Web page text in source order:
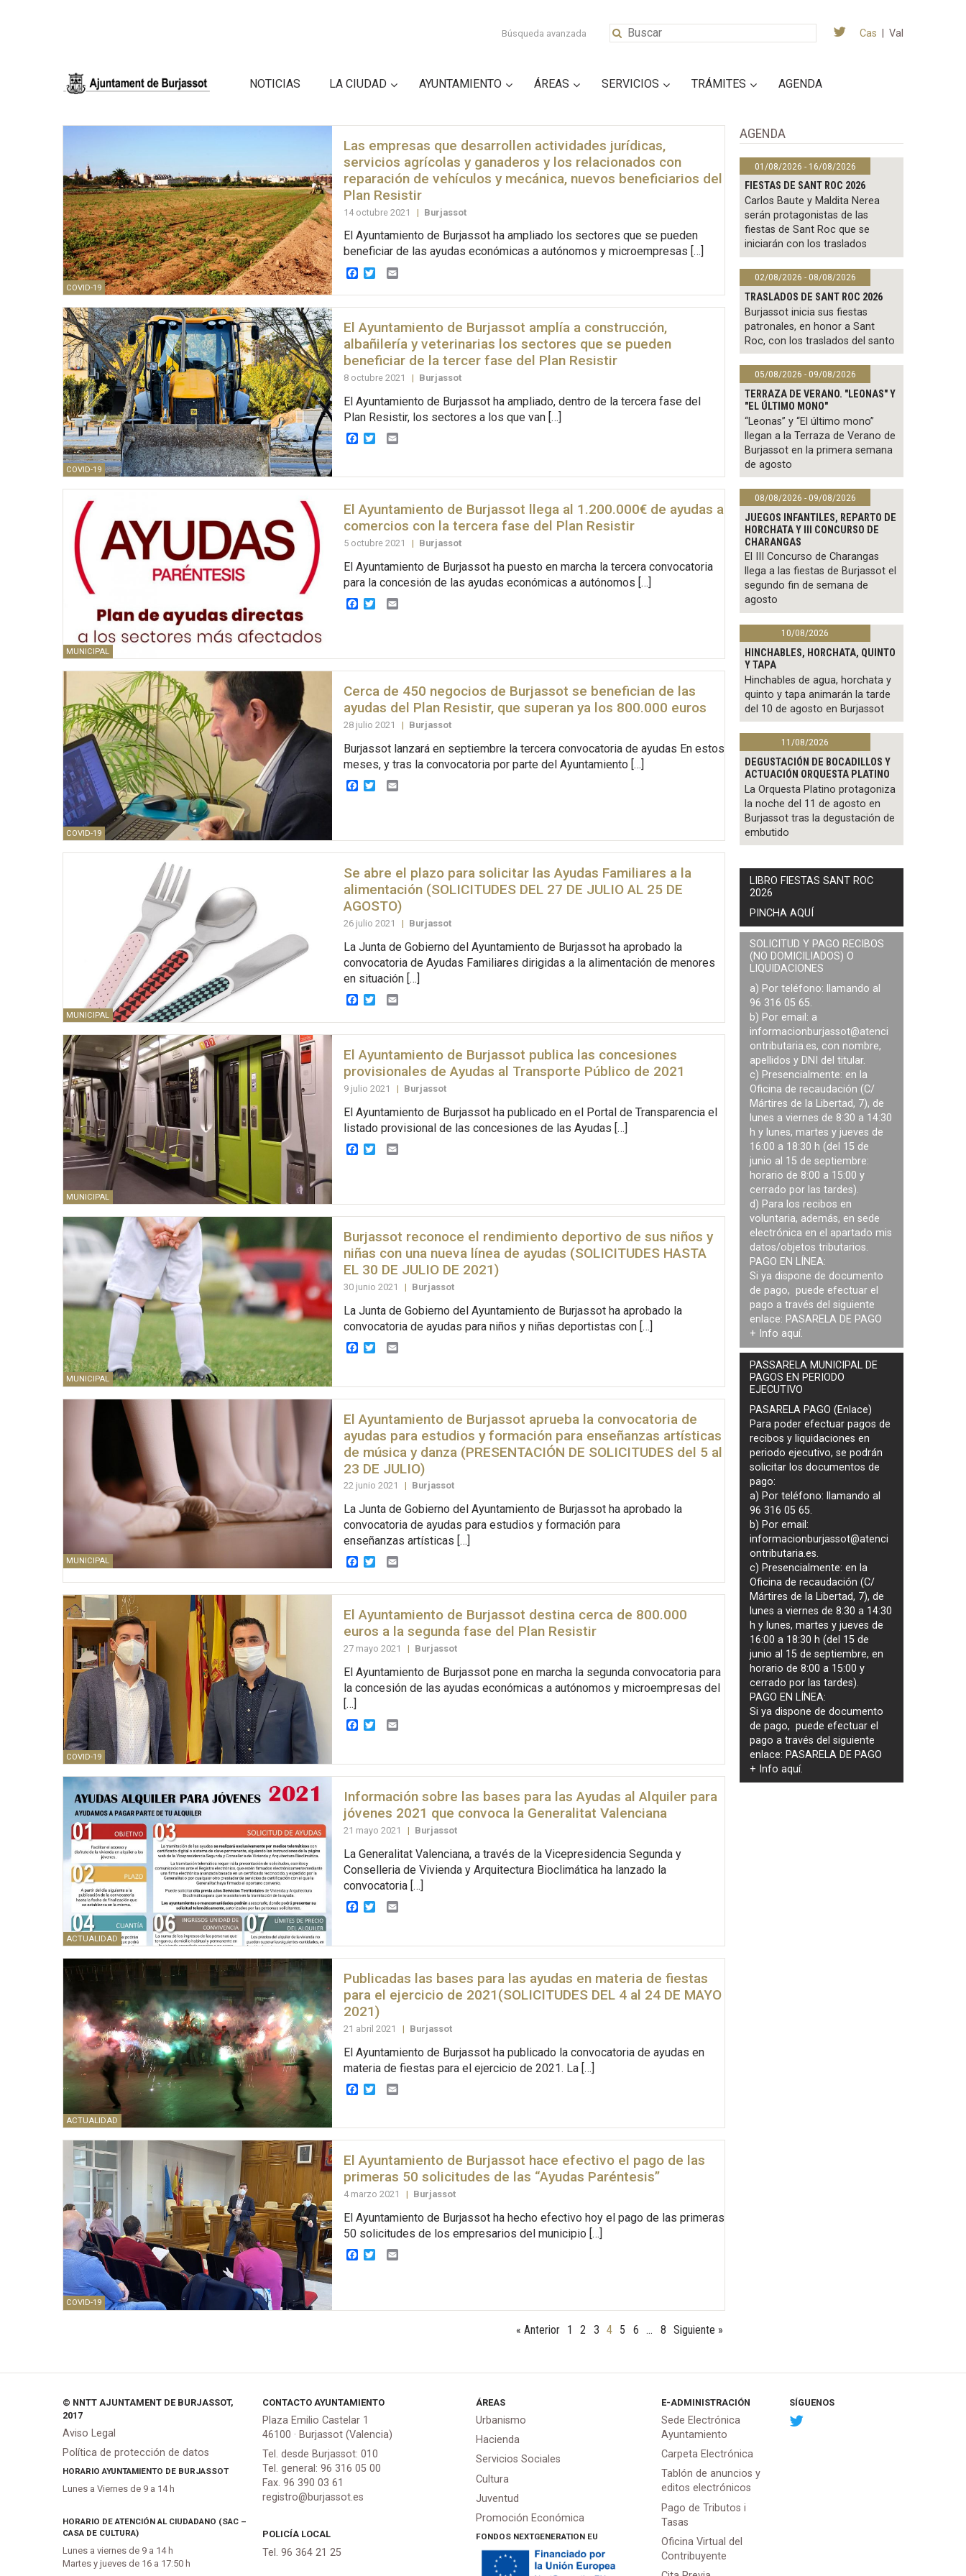
Búsqueda avanzada Cas Val
NOTICIAS LA CIUDAD AYUNTAMIENTO ÁREAS SERVICIOS TRÁMITES AGENDA
COVID-19
Las empresas que desarrollen actividades jurídicas,
servicios agrícolas y ganaderos y los relacionados con
reparación de vehículos y mecánica, nuevos beneficiarios del
Plan Resistir
14 octubre 2021 | Burjassot
El Ayuntamiento de Burjassot ha ampliado los sectores que se pueden
beneficiar de las ayudas económicas a autónomos y microempresas […]
Facebook
TwitterEmail
COVID-19
El Ayuntamiento de Burjassot amplía a construcción,
albañilería y veterinarias los sectores que se pueden
beneficiar de la tercer fase del Plan Resistir
8 octubre 2021 | Burjassot
El Ayuntamiento de Burjassot ha ampliado, dentro de la tercera fase del
Plan Resistir, los sectores a los que van […]
Facebook
TwitterEmail
MUNICIPAL
El Ayuntamiento de Burjassot llega al 1.200.000€ de ayudas a
comercios con la tercera fase del Plan Resistir
5 octubre 2021 | Burjassot
El Ayuntamiento de Burjassot ha puesto en marcha la tercera convocatoria
para la concesión de las ayudas económicas a autónomos […]
Facebook
TwitterEmail
COVID-19
Cerca de 450 negocios de Burjassot se benefician de las
ayudas del Plan Resistir, que superan ya los 800.000 euros
28 julio 2021 | Burjassot
Burjassot lanzará en septiembre la tercera convocatoria de ayudas En estos
meses, y tras la convocatoria por parte del Ayuntamiento […]
Facebook
TwitterEmail
MUNICIPAL
Se abre el plazo para solicitar las Ayudas Familiares a la
alimentación (SOLICITUDES DEL 27 DE JULIO AL 25 DE
AGOSTO)
26 julio 2021 | Burjassot
La Junta de Gobierno del Ayuntamiento de Burjassot ha aprobado la
convocatoria de Ayudas Familiares dirigidas a la alimentación de menores
en situación […]
Facebook
TwitterEmail
MUNICIPAL
El Ayuntamiento de Burjassot publica las concesiones
provisionales de Ayudas al Transporte Público de 2021
9 julio 2021 | Burjassot
El Ayuntamiento de Burjassot ha publicado en el Portal de Transparencia el
listado provisional de las concesiones de las Ayudas […]
Facebook
Twitter
MUNICIPAL
Burjassot reconoce el rendimiento deportivo de sus niños y
niñas con una nueva línea de ayudas (SOLICITUDES HASTA
EL 30 DE JULIO DE 2021)
30 junio 2021 | Burjassot
La Junta de Gobierno del Ayuntamiento de Burjassot ha aprobado la
convocatoria de ayudas para niños y niñas deportistas con […]
Facebook
Twitter
MUNICIPAL
El Ayuntamiento de Burjassot aprueba la convocatoria de
ayudas para estudios y formación para enseñanzas artísticas
de música y danza (PRESENTACIÓN DE SOLICITUDES del 5 al
23 DE JULIO)
22 junio 2021 | Burjassot
La Junta de Gobierno del Ayuntamiento de Burjassot ha aprobado la
convocatoria de ayudas para estudios y formación para
enseñanzas artísticas […]
Facebook
Twitter
COVID-19
El Ayuntamiento de Burjassot destina cerca de 800.000
euros a la segunda fase del Plan Resistir
27 mayo 2021 | Burjassot
El Ayuntamiento de Burjassot pone en marcha la segunda convocatoria para
la concesión de las ayudas económicas a autónomos y microempresas del
[…]
Facebook
TwitterEmail
ACTUALIDAD
Información sobre las bases para las Ayudas al Alquiler para
jóvenes 2021 que convoca la Generalitat Valenciana
21 mayo 2021 | Burjassot
La Generalitat Valenciana, a través de la Vicepresidencia Segunda y
Conselleria de Vivienda y Arquitectura Bioclimática ha lanzado la
convocatoria […]
Facebook
Twitter
ACTUALIDAD
Publicadas las bases para las ayudas en materia de fiestas
para el ejercicio de 2021(SOLICITUDES DEL 4 al 24 DE MAYO
2021)
21 abril 2021 | Burjassot
El Ayuntamiento de Burjassot ha publicado la convocatoria de ayudas en
materia de fiestas para el ejercicio de 2021. La […]
Facebook
Twitter
COVID-19
El Ayuntamiento de Burjassot hace efectivo el pago de las
primeras 50 solicitudes de las “Ayudas Paréntesis”
4 marzo 2021 | Burjassot
El Ayuntamiento de Burjassot ha hecho efectivo hoy el pago de las primeras
50 solicitudes de los empresarios del municipio […]
Facebook
Twitter
« Anterior 1 2 3 4 5 6 … 8 Siguiente »
AGENDA
01/08/2026 - 16/08/2026
FIESTAS DE SANT ROC 2026
Carlos Baute y Maldita Nerea
serán protagonistas de las
fiestas de Sant Roc que se
iniciarán con los traslados
02/08/2026 - 08/08/2026
TRASLADOS DE SANT ROC 2026
Burjassot inicia sus fiestas
patronales, en honor a Sant
Roc, con los traslados del santo
05/08/2026 - 09/08/2026
TERRAZA DE VERANO. "LEONAS" Y
"EL ÚLTIMO MONO"
“Leonas” y “El último mono”
llegan a la Terraza de Verano de
Burjassot en la primera semana
de agosto
08/08/2026 - 09/08/2026
JUEGOS INFANTILES, REPARTO DE
HORCHATA Y III CONCURSO DE
CHARANGAS
El III Concurso de Charangas
llega a las fiestas de Burjassot el
segundo fin de semana de
agosto
10/08/2026
HINCHABLES, HORCHATA, QUINTO
Y TAPA
Hinchables de agua, horchata y
quinto y tapa animarán la tarde
del 10 de agosto en Burjassot
11/08/2026
DEGUSTACIÓN DE BOCADILLOS Y
ACTUACIÓN ORQUESTA PLATINO
La Orquesta Platino protagoniza
la noche del 11 de agosto en
Burjassot tras la degustación de
embutido
LIBRO FIESTAS SANT ROC
2026
PINCHA AQUÍ
SOLICITUD Y PAGO RECIBOS
(NO DOMICILIADOS) O
LIQUIDACIONES
a) Por teléfono: llamando al
96 316 05 65.
b) Por email: a
informacionburjassot@atenci
ontributaria.es, con nombre,
apellidos y DNI del titular.
c) Presencialmente: en la
Oficina de recaudación (C/
Mártires de la Libertad, 7), de
lunes a viernes de 8:30 a 14:30
h y lunes, martes y jueves de
16:00 a 18:30 h (del 15 de
junio al 15 de septiembre:
horario de 8:00 a 15:00 y
cerrado por las tardes).
d) Para los recibos en
voluntaria, además, en sede
electrónica en el apartado mis
datos/objetos tributarios.
PAGO EN LÍNEA:
Si ya dispone de documento
de pago, puede efectuar el
pago a través del siguiente
enlace: PASARELA DE PAGO
+ Info aquí.
PASSARELA MUNICIPAL DE
PAGOS EN PERIODO
EJECUTIVO
PASARELA PAGO (Enlace)
Para poder efectuar pagos de
recibos y liquidaciones en
periodo ejecutivo, se podrán
solicitar los documentos de
pago:
a) Por teléfono: llamando al
96 316 05 65.
b) Por email:
informacionburjassot@atenci
ontributaria.es.
c) Presencialmente: en la
Oficina de recaudación (C/
Mártires de la Libertad, 7), de
lunes a viernes de 8:30 a 14:30
h y lunes, martes y jueves de
16:00 a 18:30 h (del 15 de
junio al 15 de septiembre, en
horario de 8:00 a 15:00 y
cerrado por las tardes).
PAGO EN LÍNEA:
Si ya dispone de documento
de pago, puede efectuar el
pago a través del siguiente
enlace: PASARELA DE PAGO
+ Infoaquí.
© NNTT AJUNTAMENT DE BURJASSOT,
2017
Aviso Legal
Política de protección de datos
HORARIO AYUNTAMIENTO DE BURJASSOT
Lunes a Viernes de 9 a 14 h
HORARIO DE ATENCIÓN AL CIUDADANO (SAC –
CASA DE CULTURA)
Lunes a viernes de 9 a 14 h
Martes y jueves de 16 a 17:50 h
CONTACTO AYUNTAMIENTO
Plaza Emilio Castelar 1
46100 · Burjassot (Valencia)
Tel. desde Burjassot: 010
Tel. general: 96 316 05 00
Fax. 96 390 03 61
registro@burjassot.es
POLICÍA LOCAL
Tel. 96 364 21 25
ÁREAS
Urbanismo
Hacienda
Servicios Sociales
Cultura
Juventud
Promoción Económica
FONDOS NEXTGENERATION EU
E-ADMINISTRACIÓN
Sede Electrónica
Ayuntamiento
Carpeta Electrónica
Tablón de anuncios y
editos electrónicos
Pago de Tributos i
Tasas
Oficina Virtual del
Contribuyente
SÍGUENOS